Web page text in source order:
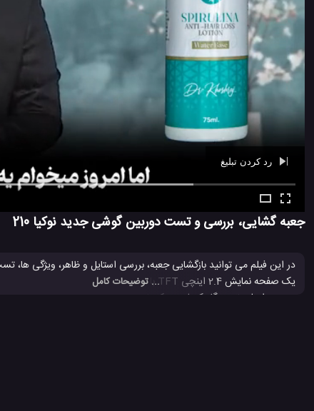
Ad - 01:07
جعبه گشایی، بررسی و تست دوربین گوشی جدید نوکیا 210
دوربین اصلی 0.3 مگاپیکسلی و یک باتری 1020 میلی آمپر در ساعتی ، با شارژ 3.8 واتی بهره می برد. خودتان با مشاهده این
... توضیحات کامل